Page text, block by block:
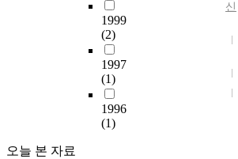
1999
(2)
1997
(1)
1996
(1)
오늘 본 자료
신